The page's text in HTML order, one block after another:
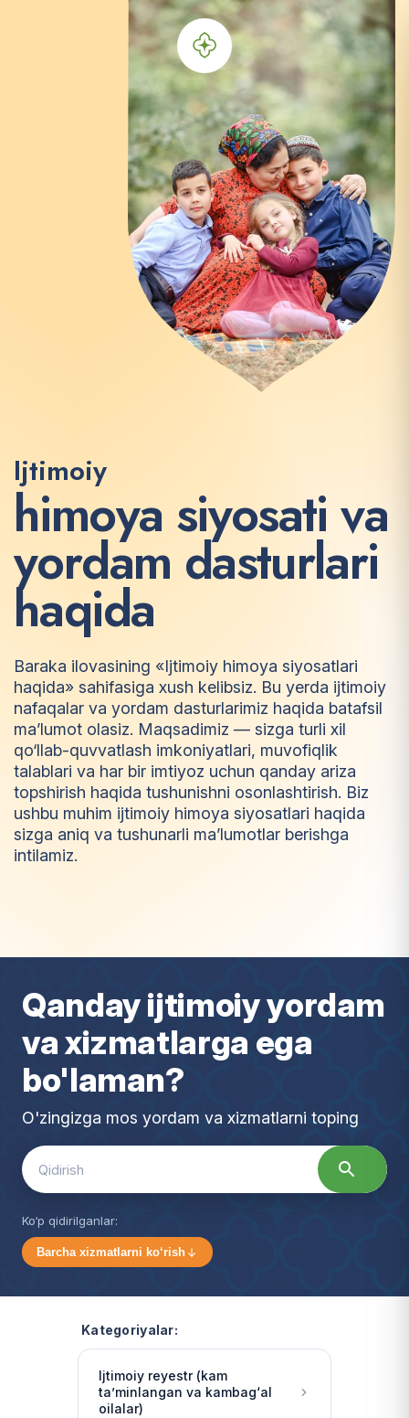
Ijtimoiy
himoya siyosati va
yordam dasturlari
haqida
Baraka ilovasining «Ijtimoiy himoya siyosatlari
haqida» sahifasiga xush kelibsiz. Bu yerda ijtimoiy
nafaqalar va yordam dasturlarimiz haqida batafsil
ma’lumot olasiz. Maqsadimiz — sizga turli xil
qo‘llab-quvvatlash imkoniyatlari, muvofiqlik
talablari va har bir imtiyoz uchun qanday ariza
topshirish haqida tushunishni osonlashtirish. Biz
ushbu muhim ijtimoiy himoya siyosatlari haqida
sizga aniq va tushunarli ma’lumotlar berishga
intilamiz.
mtiy oz
Qanday ijtimoiy yordam
va xizmatlarga ega
bo'laman?
O'zingizga mos yordam va xizmatlarni toping
Search
for:
Ko‘p qidirilganlar:
Barcha xizmatlarni ko‘rish
Kategoriyalar:
Ijtimoiy reyestr (kam
ta’minlangan va kambag‘al
oilalar)